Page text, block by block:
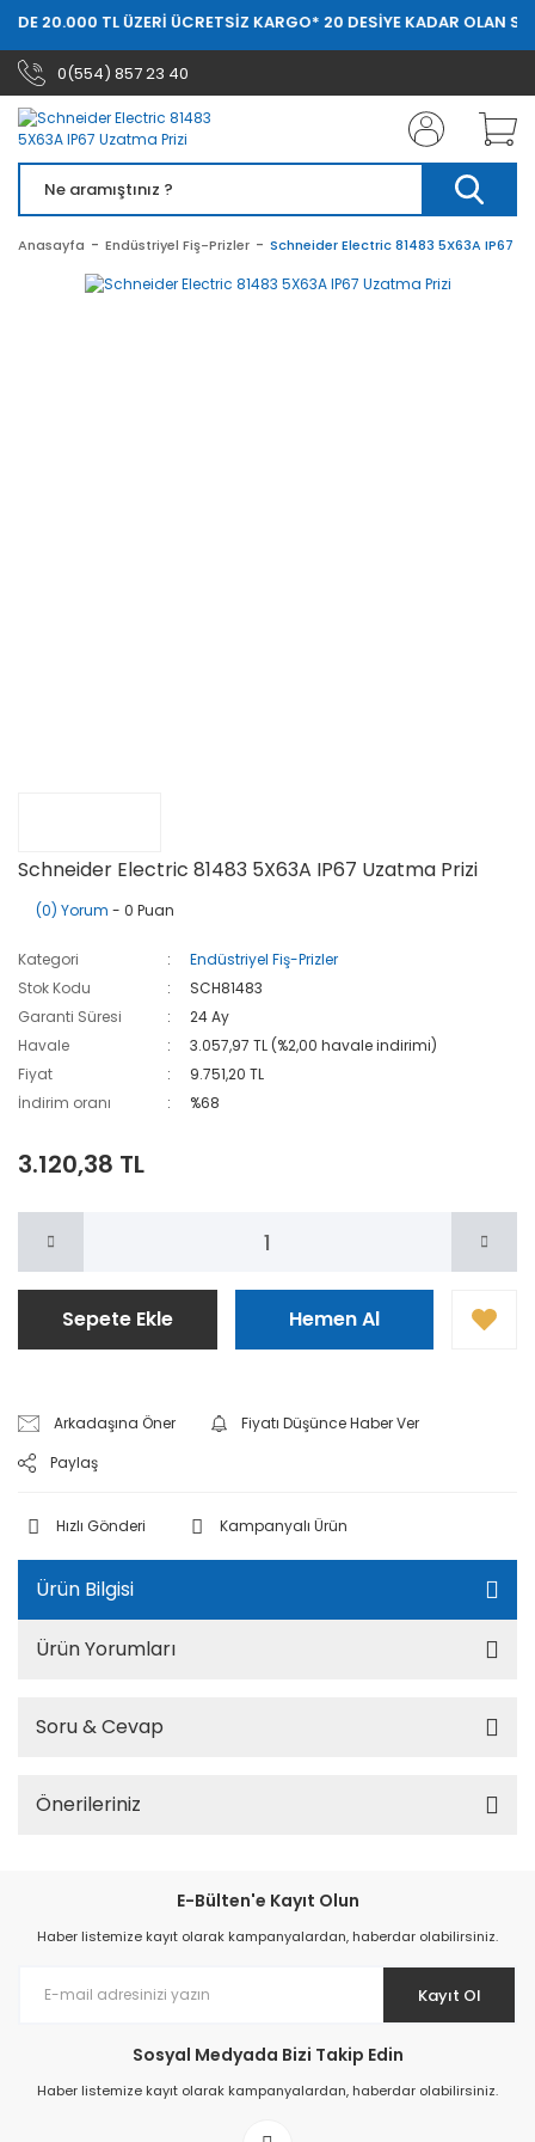
20.000 TL ÜZERİ ÜCRETSİZ KARGO* 20 DESİYE KADAR OLAN
0(554) 857 23 40
Anasayfa Endüstriyel Fiş-Prizler Schneider Electric 81483 5X63A IP67
Schneider Electric 81483 5X63A IP67 Uzatma Prizi
(0) Yorum - 0 Puan
Kategori
Endüstriyel Fiş-Prizler
Stok Kodu
SCH81483
Garanti Süresi
24 Ay
Havale
3.057,97 TL (%2,00 havale indirimi)
Fiyat
9.751,20 TL
İndirim oranı
%68
3.120,38 TL
Sepete Ekle Hemen Al
Arkadaşına Öner
Fiyatı Düşünce Haber Ver
Paylaş
Hızlı Gönderi Kampanyalı Ürün
Ürün Bilgisi
Ürün Yorumları
Soru & Cevap
Önerileriniz
E-Bülten'e Kayıt Olun
Haber listemize kayıt olarak kampanyalardan, haberdar olabilirsiniz.
Kayıt Ol
Sosyal Medyada Bizi Takip Edin
Haber listemize kayıt olarak kampanyalardan, haberdar olabilirsiniz.